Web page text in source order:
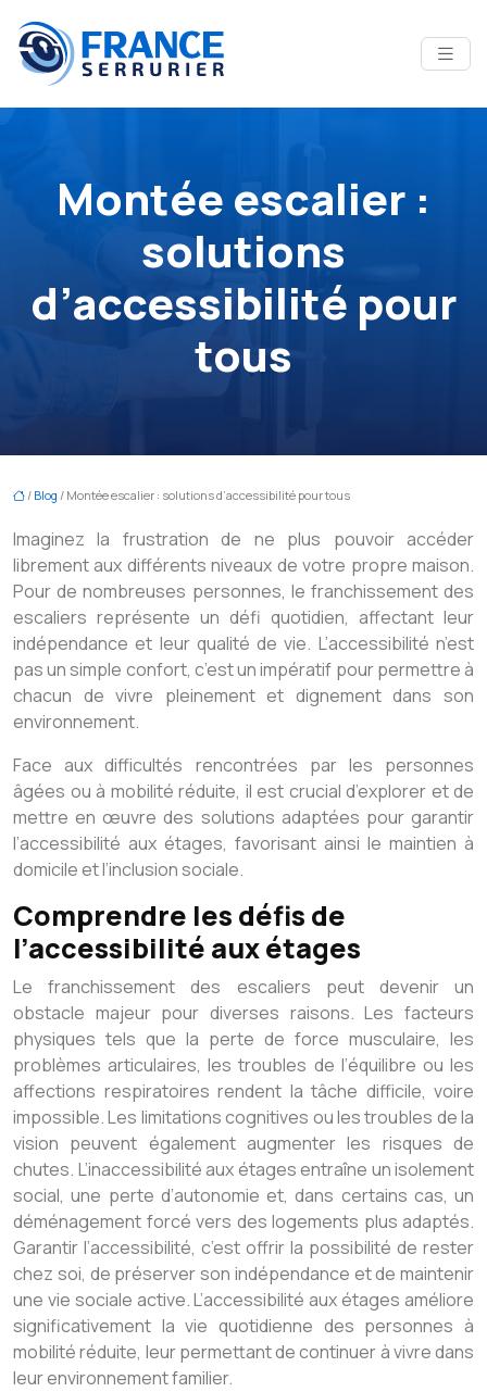
Montée escalier :
solutions
d’accessibilité pour
tous
/ Blog / Montée escalier : solutions d’accessibilité pour tous
Imaginez la frustration de ne plus pouvoir accéder
librement aux différents niveaux de votre propre maison.
Pour de nombreuses personnes, le franchissement des
escaliers représente un défi quotidien, affectant leur
indépendance et leur qualité de vie. L’accessibilité n’est
pas un simple confort, c’est un impératif pour permettre à
chacun de vivre pleinement et dignement dans son
environnement.
Face aux difficultés rencontrées par les personnes
âgées ou à mobilité réduite, il est crucial d’explorer et de
mettre en œuvre des solutions adaptées pour garantir
l’accessibilité aux étages, favorisant ainsi le maintien à
domicile et l’inclusion sociale.
Comprendre les défis de
l’accessibilité aux étages
Le franchissement des escaliers peut devenir un
obstacle majeur pour diverses raisons. Les facteurs
physiques tels que la perte de force musculaire, les
problèmes articulaires, les troubles de l’équilibre ou les
affections respiratoires rendent la tâche difficile, voire
impossible. Les limitations cognitives ou les troubles de la
vision peuvent également augmenter les risques de
chutes. L’inaccessibilité aux étages entraîne un isolement
social, une perte d’autonomie et, dans certains cas, un
déménagement forcé vers des logements plus adaptés.
Garantir l’accessibilité, c’est offrir la possibilité de rester
chez soi, de préserver son indépendance et de maintenir
une vie sociale active. L’accessibilité aux étages améliore
significativement la vie quotidienne des personnes à
mobilité réduite, leur permettant de continuer à vivre dans
leur environnement familier.